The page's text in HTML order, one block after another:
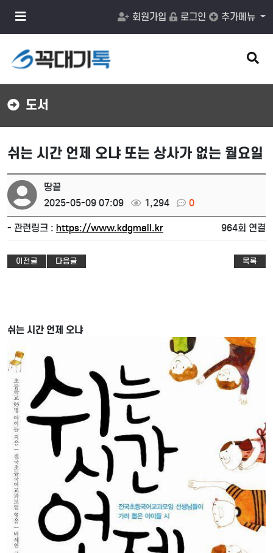
메
튼
회원가입 로그인 추가메뉴
검
색
버
도서
쉬는 시간 언제 오냐 또는 상사가 없는 월요일
땅끝
2025-05-09 07:09
1,294 0
- 관련링크 : https://www.kdgmall.kr 964회 연결
이전글 다음글 목록
쉬는 시간 언제 오냐